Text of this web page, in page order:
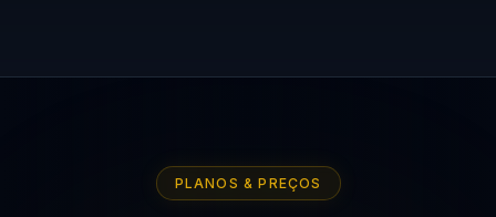
PLANOS & PREÇOS